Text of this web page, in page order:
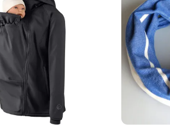
Note moyenne de 0 sur 5 étoiles